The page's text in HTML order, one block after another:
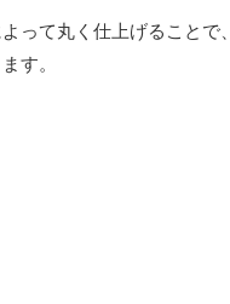
って丸く仕上げることで、
す。